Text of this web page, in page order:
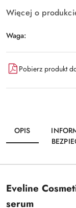
Więcej o
Waga:
Pobierz produkt
OPIS
Eveline
serum